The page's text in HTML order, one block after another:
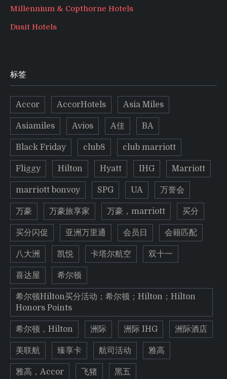
Millennium & Copthorne Hotels
Dusit Hotels
标签
Accor AccorHotels Asia Miles
Asiamiles Avios A佳 BA
Black Friday club8 club marriott
Fliggy Hilton Hyatt IHG Marriott
marriott bonvoy SPG UA 万誉会
万豪 万豪旅享家 万豪，marriott 买分
买分闪促 亚洲万里通 会员日 会籍匹配
八大洲 凯悦 卡塔尔航空 双十一
喜达屋 希尔顿
希尔顿Hilton买分活动；希尔顿；Hilton；Hilton
Honors Points
希尔顿，Hilton 洲际 洲际 IHG 洲际酒店
美联航 臻享卡 航司活动 雅高
雅高，Accor 飞猪 黑五